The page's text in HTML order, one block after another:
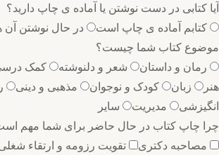
آیا کتابی در دست نوشتن یا آماده ی چاپ دارید؟
کتابم آماده ی چاپ است
در حال نوشتن آن
موضوع کتاب شما چیست؟
رمان و داستان
شعر و دلنوشته
کمک
هنر
زبان کودک و نوجوان مذهبی و دینی
انگیزشی
مدیریت
سایر
چرا چاپ کتاب در حال حاضر برای شما مهم
مصاحبه دکتری
تقویت رزومه و ارتقاء